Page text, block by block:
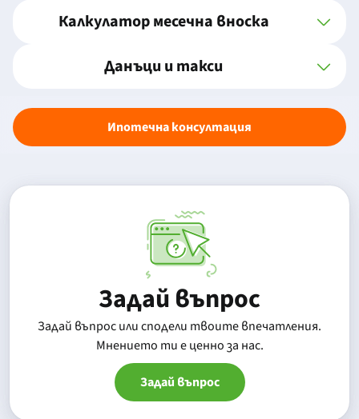
Калкулатор месечна вноска
Данъци и такси
Ипотечна консултация
Задай въпрос
Задай въпрос или сподели твоите впечатления.
Mнението ти е ценно за нас.
Задай въпрос